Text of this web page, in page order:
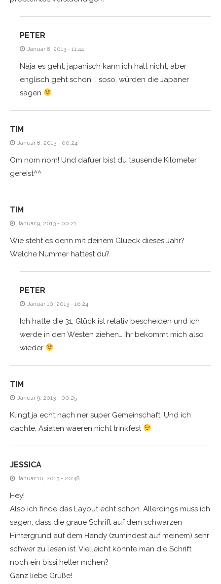
PETER
Januar 8, 2013 - 11:44
Naja es geht, japanisch kann ich halt nicht, aber
englisch geht schon … soso, würden die Japaner
sagen
TIM
Januar 8, 2013 - 00:24
Om nom nom! Und dafuer bist du tausende Kilometer
gereist^^
TIM
Januar 9, 2013 - 00:21
Wie steht es denn mit deinem Glueck dieses Jahr?
Welche Nummer hattest du?
PETER
Januar 10, 2013 - 16:24
Ich hatte die 31, Glück ist relativ bescheiden und ich
werde in den Westen ziehen… Ihr bekommt mich also
wieder
TIM
Januar 9, 2013 - 00:25
Klingt ja echt nach ner super Gemeinschaft. Und ich
dachte, Asiaten waeren nicht trinkfest
JESSICA
Januar 10, 2013 - 20:48
Hey!
Also ich finde das Layout echt schön. Allerdings muss ich
sagen, dass die graue Schrift auf dem schwarzen
Hintergrund auf dem Handy (zumindest auf meinem) sehr
schwer zu lesen ist. Vielleicht könnte man die Schrift
noch ein bissi heller mchen?
Ganz liebe Grüße!